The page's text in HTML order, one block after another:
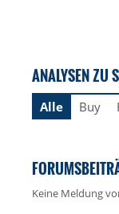
ANALYSEN ZU
Alle Buy
Keine Meldung